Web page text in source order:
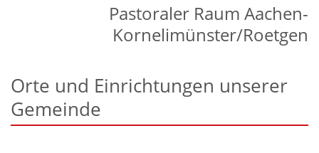
Pastoraler Raum Aachen-
Kornelimünster/Roetgen
Orte und Einrichtungen unserer
Gemeinde